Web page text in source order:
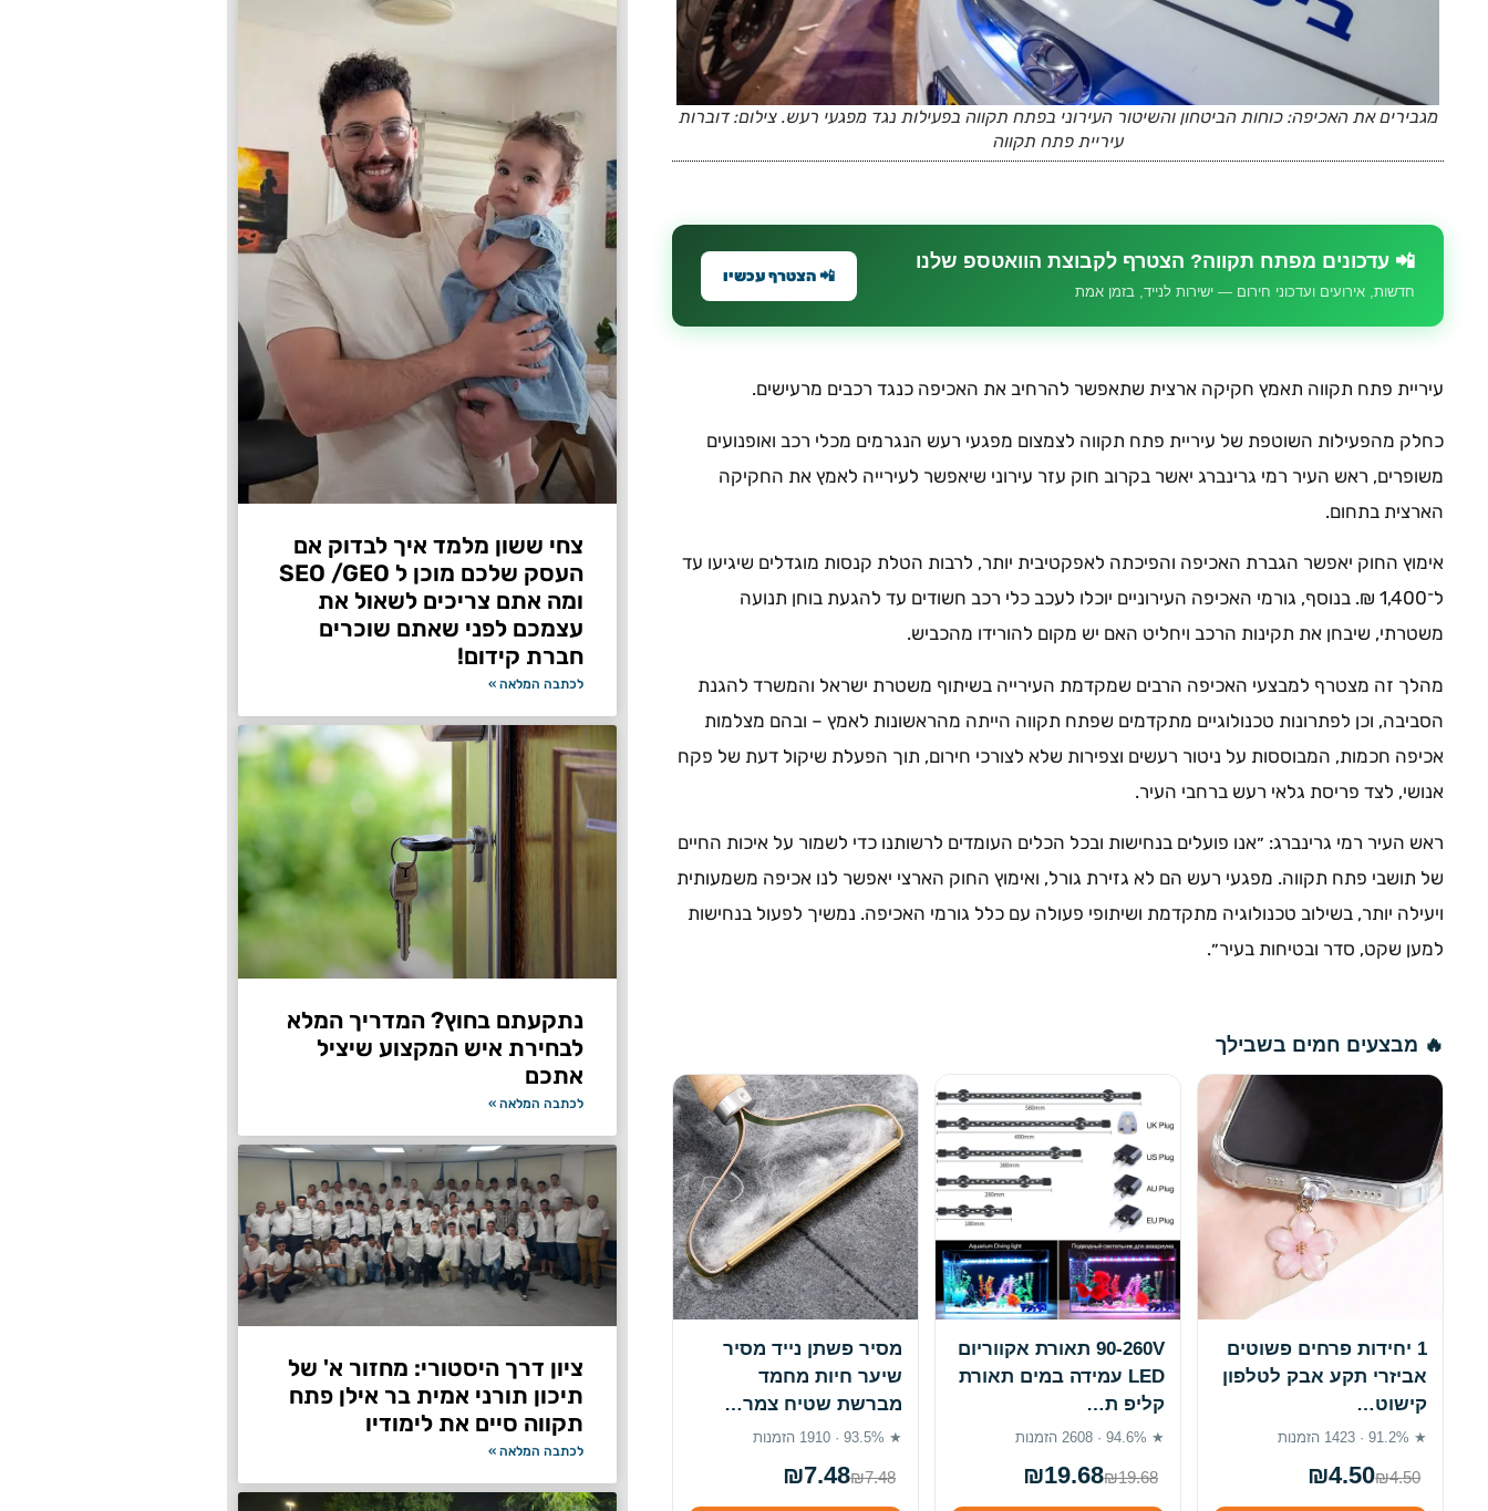
מגבירים את האכיפה: כוחות הביטחון והשיטור העירוני בפתח תקווה בפעילות נגד מפגעי רעש. צילום: דוברות
עיריית פתח תקווה
📲 עדכונים מפתח תקווה? הצטרף לקבוצת הוואטספ שלנו
חדשות, אירועים ועדכוני חירום — ישירות לנייד, בזמן אמת
📲 הצטרף עכשיו
עיריית פתח תקווה תאמץ חקיקה ארצית שתאפשר להרחיב את האכיפה כנגד רכבים מרעישים.
כחלק מהפעילות השוטפת של עיריית פתח תקווה לצמצום מפגעי רעש הנגרמים מכלי רכב ואופנועים
משופרים, ראש העיר רמי גרינברג יאשר בקרוב חוק עזר עירוני שיאפשר לעירייה לאמץ את החקיקה
הארצית בתחום.
אימוץ החוק יאפשר הגברת האכיפה והפיכתה לאפקטיבית יותר, לרבות הטלת קנסות מוגדלים שיגיעו עד
ל־1,400 ₪. בנוסף, גורמי האכיפה העירוניים יוכלו לעכב כלי רכב חשודים עד להגעת בוחן תנועה
משטרתי, שיבחן את תקינות הרכב ויחליט האם יש מקום להורידו מהכביש.
מהלך זה מצטרף למבצעי האכיפה הרבים שמקדמת העירייה בשיתוף משטרת ישראל והמשרד להגנת
הסביבה, וכן לפתרונות טכנולוגיים מתקדמים שפתח תקווה הייתה מהראשונות לאמץ – ובהם מצלמות
אכיפה חכמות, המבוססות על ניטור רעשים וצפירות שלא לצורכי חירום, תוך הפעלת שיקול דעת של פקח
אנושי, לצד פריסת גלאי רעש ברחבי העיר.
ראש העיר רמי גרינברג: ״אנו פועלים בנחישות ובכל הכלים העומדים לרשותנו כדי לשמור על איכות החיים
של תושבי פתח תקווה. מפגעי רעש הם לא גזירת גורל, ואימוץ החוק הארצי יאפשר לנו אכיפה משמעותית
ויעילה יותר, בשילוב טכנולוגיה מתקדמת ושיתופי פעולה עם כלל גורמי האכיפה. נמשיך לפעול בנחישות
למען שקט, סדר ובטיחות בעיר״.
🔥 מבצעים חמים בשבילך
1 יחידות פרחים פשוטים
אביזרי תקע אבק לטלפון
קישוט…
★ 91.2% · 1423 הזמנות
₪4.50₪4.50
90-260V תאורת אקווריום
LED עמידה במים תאורת
קליפ ת…
★ 94.6% · 2608 הזמנות
₪19.68₪19.68
מסיר פשתן נייד מסיר
שיער חיות מחמד
מברשת שטיח צמר…
★ 93.5% · 1910 הזמנות
₪7.48₪7.48
צחי ששון מלמד איך לבדוק אם
העסק שלכם מוכן ל SEO /GEO
ומה אתם צריכים לשאול את
עצמכם לפני שאתם שוכרים
חברת קידום!
לכתבה המלאה »
נתקעתם בחוץ? המדריך המלא
לבחירת איש המקצוע שיציל
אתכם
לכתבה המלאה »
ציון דרך היסטורי: מחזור א' של
תיכון תורני אמית בר אילן פתח
תקווה סיים את לימודיו
לכתבה המלאה »